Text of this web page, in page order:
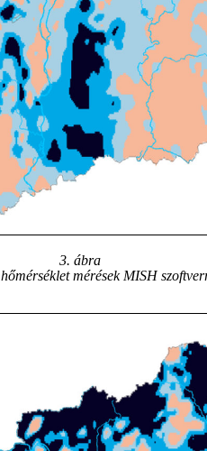
3. ábra
mérések MISH